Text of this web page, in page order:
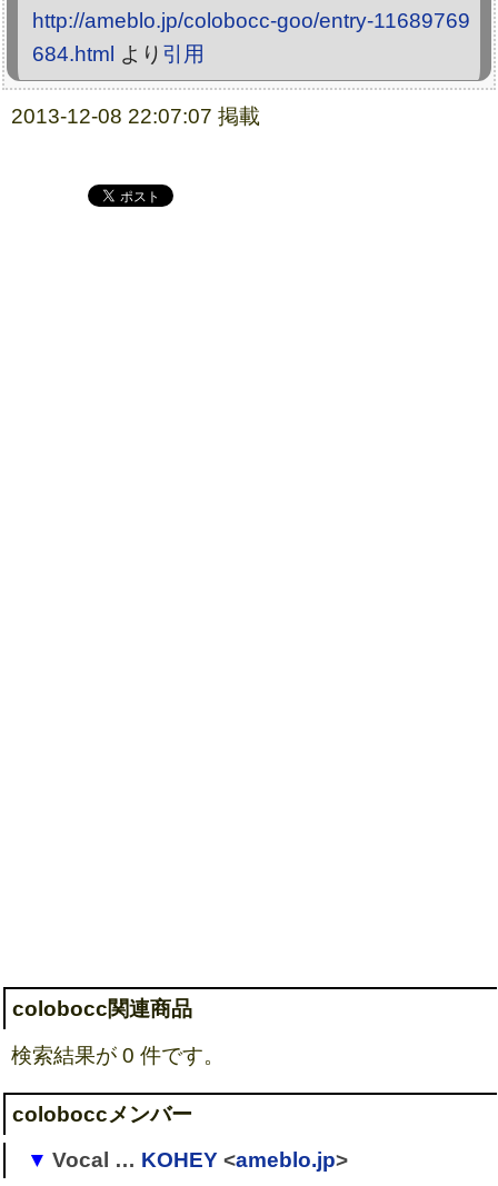
http://ameblo.jp/colobocc-goo/entry-11689769
684.html より 引用
2013-12-08 22:07:07 掲載
colobocc関連商品
検索結果が 0 件です。
coloboccメンバー
Vocal … KOHEY<ameblo.jp>